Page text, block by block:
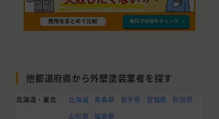
他都道府県から外壁塗装業者を探す
北海道・東北 北海道 青森県 岩手県 宮城県
秋田県
山形県
福島県